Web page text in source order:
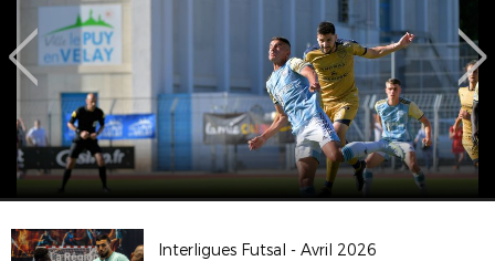
Interligues Futsal - Avril 2026